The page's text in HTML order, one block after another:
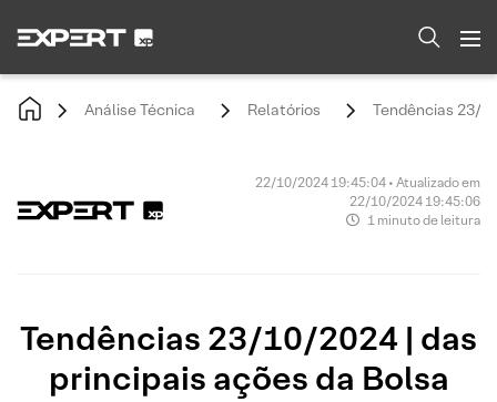
Análise Técnica Relatórios Tendências 23/
22/10/2024 19:45:04 • Atualizado em
22/10/2024 19:45:06
1 minuto de leitura
Tendências 23/10/2024 | das
principais ações da Bolsa